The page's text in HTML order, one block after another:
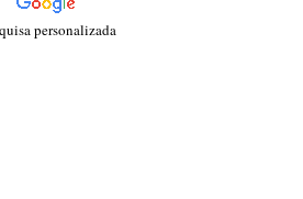
personalizada